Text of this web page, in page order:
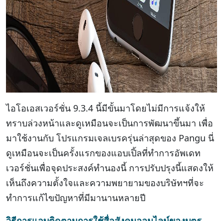
ไอโอเอสเวอร์ชั่น 9.3.4 นี้มีขั้นมาโดยไม่มีการแจ้งให้
ทราบล่วงหน้าและดูเหมือนจะเป็นการพัฒนาขึ้นมา เพื่อ
มาใช้งานกับ โปรแกรมเจลเบรครุ่นล่าสุดของ Pangu นี่
ดูเหมือนจะเป็นครั้งแรกของแอบเปิ้ลที่ทำการอัพเดท
เวอร์ชั่นเพื่อจุดประสงค์ทำนองนี้ การปรับปรุงนี้แสดงให้
เห็นถึงความตั้งใจและความพยายามของบริษัทฯที่จะ
ทำการแก้ไขปัญหาที่มีมานานหลายปี